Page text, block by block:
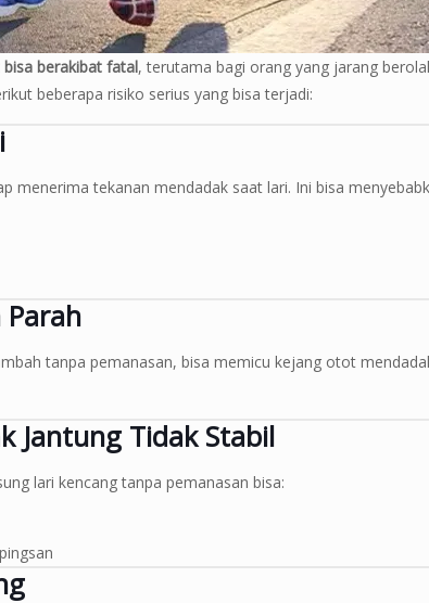
berakibat fatal, terutama bagi orang yang jarang
beberapa risiko serius yang bisa terjadi:
menerima tekanan mendadak saat lari. Ini bisa
tanpa pemanasan, bisa memicu kejang otot
Jantung Tidak Stabil
lari kencang tanpa pemanasan bisa: